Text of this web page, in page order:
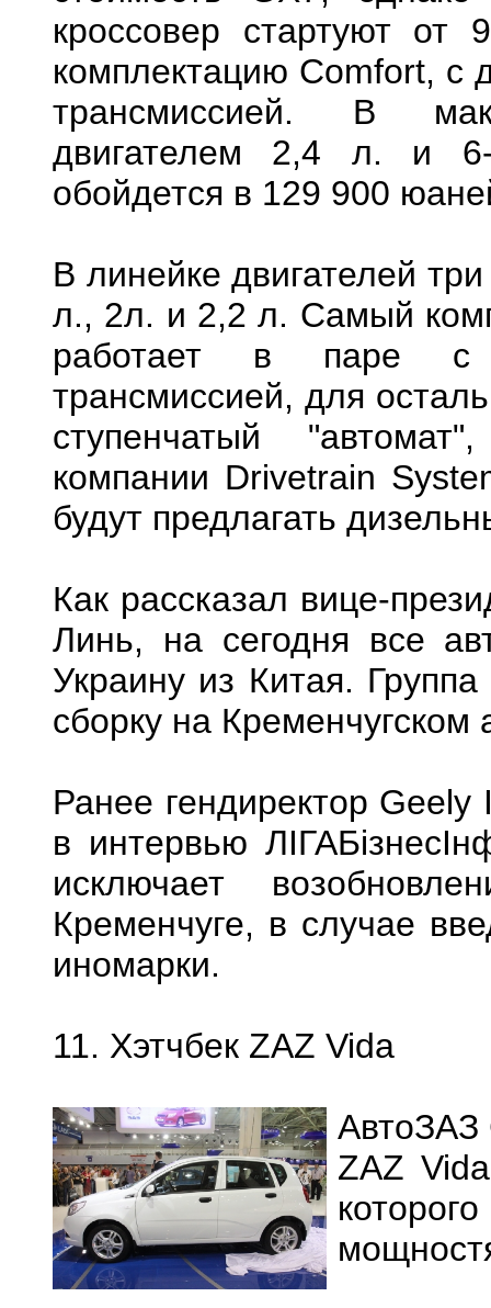
кроссовер стартуют
комплектацию Comfort, с
трансмиссией. В
двигателем 2,4 л. и 6-
обойдется в 129 900
В линейке двигателей
л., 2л. и 2,2 л. Самый
работает в паре с
трансмиссией, для
ступенчатый
компании Drivetrain
будут предлагать
Как рассказал вице-
Линь, на сегодня все
Украину из Китая.
сборку на Кременчугском
Ранее гендиректор
в интервью
исключает
Кременчуге, в случае
иномарки.
11. Хэтчбек ZAZ Vida
АвтоЗАЗ
ZAZ